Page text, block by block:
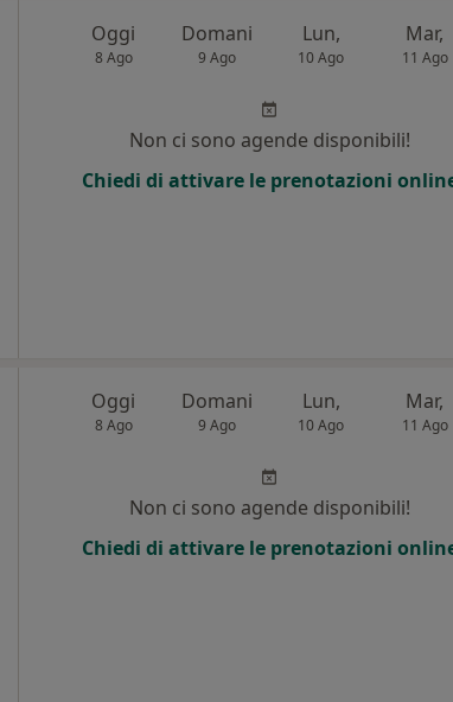
Oggi
8 Ago
Domani
9 Ago
Lun,
10 Ago
Mar,
11 Ago
Non ci sono agende disponibili!
Chiedi di attivare le prenotazioni
Oggi
8 Ago
Domani
9 Ago
Lun,
10 Ago
Mar,
11 Ago
Non ci sono agende disponibili!
Chiedi di attivare le prenotazioni